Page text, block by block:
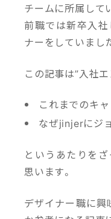
2025/
＃入社エントリ｜ユーザ
体験を大切にするものづ
りがしたい！Web広告
アル
2025/
チームに所属して
前職では新卒入
ナーをしていまし
この記事は”入社
これまでのキ
なぜjinjerにジ
というあたりを
思います。
デザイナー職に興